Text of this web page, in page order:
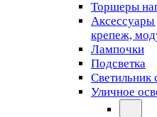
Торшеры
Аксессуары
крепеж,
Лампочки
Подсветка
Светильник
Уличное